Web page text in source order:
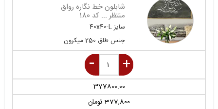
شابلون خط نگاره رواق
منتظر ... کد 180
سایز40x40-L
جنسطلق 250 میکرون
377800.00
377,800 تومان